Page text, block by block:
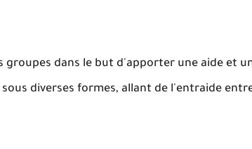
dans le but d'apporter une aide et
diverses formes, allant de l'entraide